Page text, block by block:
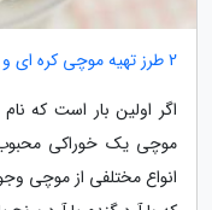
2 طرز تهیه موچی کره ای و ژاپنی به در 6 مرحله ساده
اگر اولین بار است که
موچی یک خوراکی
انواع مختلفی از موچی